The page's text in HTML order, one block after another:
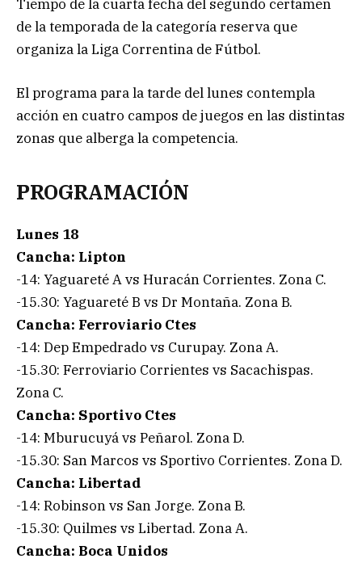
Tiempo de la cuarta fecha del segundo certamen
de la temporada de la categoría reserva que
organiza la Liga Correntina de Fútbol.
El programa para la tarde del lunes contempla
acción en cuatro campos de juegos en las distintas
zonas que alberga la competencia.
PROGRAMACIÓN
Lunes 18
Cancha: Lipton
-14: Yaguareté A vs Huracán Corrientes. Zona C.
-15.30: Yaguareté B vs Dr Montaña. Zona B.
Cancha: Ferroviario Ctes
-14: Dep Empedrado vs Curupay. Zona A.
-15.30: Ferroviario Corrientes vs Sacachispas.
Zona C.
Cancha: Sportivo Ctes
-14: Mburucuyá vs Peñarol. Zona D.
-15.30: San Marcos vs Sportivo Corrientes. Zona D.
Cancha: Libertad
-14: Robinson vs San Jorge. Zona B.
-15.30: Quilmes vs Libertad. Zona A.
Cancha: Boca Unidos